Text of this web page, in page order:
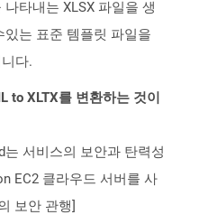
타내는 XLSX 파일을 생
있는 표준 템플릿 파일을
다.
to XLTX를 변환하는 것이
서비스의 보안과 탄력성
EC2 클라우드 서버를 사
보안 관행]